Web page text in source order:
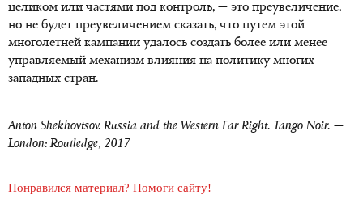
целиком или частями под контроль, — это преувеличение,
но не будет преувеличением сказать, что путем этой
многолетней кампании удалось создать более или менее
управляемый механизм влияния на политику многих
западных стран.
Anton Shekhovtsov. Russia and the Western Far Right. Tango Noir. —
London: Routledge, 2017
Понравился материал? Помоги сайту!